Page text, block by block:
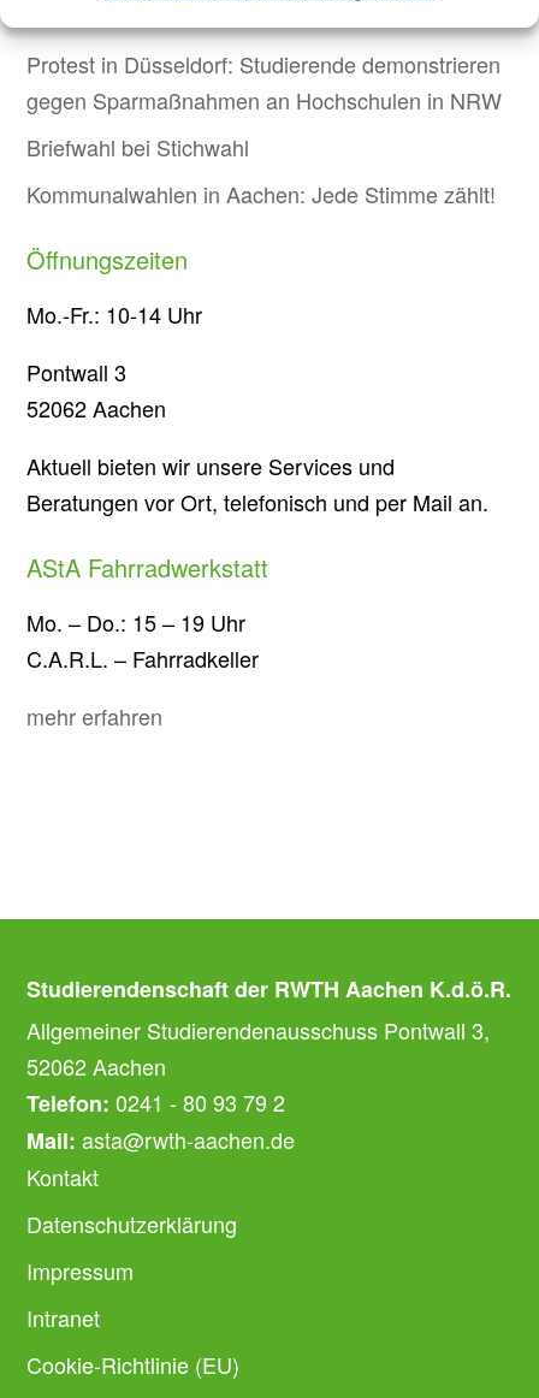
Protest in Düsseldorf: Studierende demonstrieren
gegen Sparmaßnahmen an Hochschulen in NRW
Briefwahl bei Stichwahl
Kommunalwahlen in Aachen: Jede Stimme zählt!
Öffnungszeiten
Mo.-Fr.: 10-14 Uhr
Pontwall 3
52062 Aachen
Aktuell bieten wir unsere Services und
Beratungen vor Ort, telefonisch und per Mail an.
AStA Fahrradwerkstatt
Mo. – Do.: 15 – 19 Uhr
C.A.R.L. – Fahrradkeller
mehr erfahren
Studierendenschaft der RWTH Aachen K.d.ö.R.
Allgemeiner Studierendenausschuss Pontwall 3,
52062 Aachen
Telefon: 0241 - 80 93 79 2
Mail: asta@rwth-aachen.de
Kontakt
Datenschutzerklärung
Impressum
Intranet
Cookie-Richtlinie (EU)